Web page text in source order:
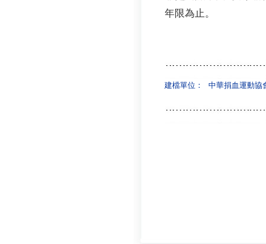
年限為止。
建檔單位： 中華捐血運動協